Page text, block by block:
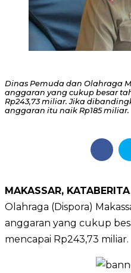
Dinas Pemuda dan Olahraga
anggaran yang cukup besar
Rp243,73 miliar. Jika
anggaran itu naik Rp185 miliar.
MAKASSAR,
Olahraga (Dispora)
anggaran yang cukup
mencapai Rp243,73 miliar.